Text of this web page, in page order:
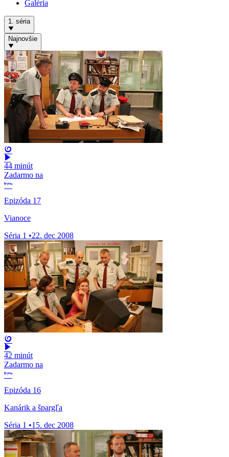
Galéria
1. séria
Najnovšie
44 minút
Zadarmo na
Epizóda 17
Vianoce
Séria 1 •22. dec 2008
42 minút
Zadarmo na
Epizóda 16
Kanárik a špargľa
Séria 1 •15. dec 2008